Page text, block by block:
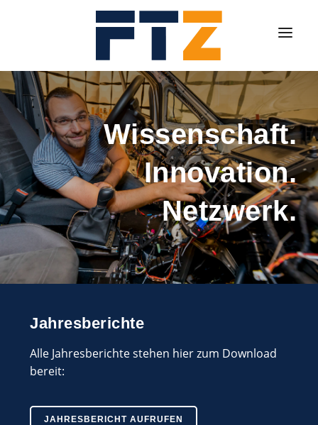
VEREIN
FORSCHUNG
TRANSFER
WEITERBILDUNG
KONTAKT
Wissenschaft.
Innovation.
Netzwerk.
Jahresberichte
Alle Jahresberichte stehen hier zum Download
bereit:
JAHRESBERICHT AUFRUFEN